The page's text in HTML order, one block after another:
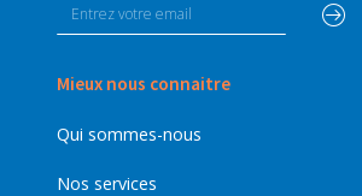
Mieux nous connaitre
Qui sommes-nous
Nos services